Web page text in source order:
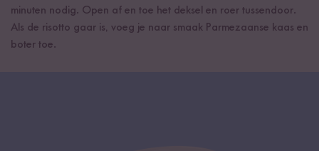
minuten nodig. Open af en toe het deksel en roer tussendoor.
Als de risotto gaar is, voeg je naar smaak Parmezaanse kaas en
boter toe.